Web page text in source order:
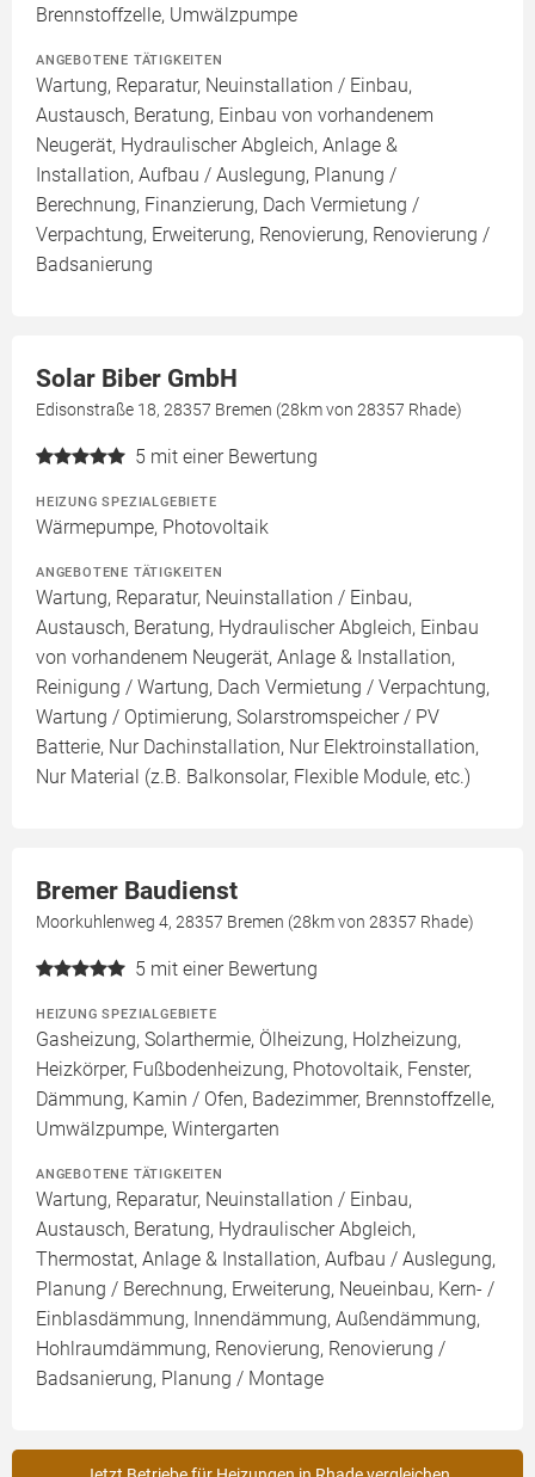
Brennstoffzelle, Umwälzpumpe
ANGEBOTENE TÄTIGKEITEN
Wartung, Reparatur, Neuinstallation / Einbau,
Austausch, Beratung, Einbau von vorhandenem
Neugerät, Hydraulischer Abgleich, Anlage &
Installation, Aufbau / Auslegung, Planung /
Berechnung, Finanzierung, Dach Vermietung /
Verpachtung, Erweiterung, Renovierung, Renovierung /
Badsanierung
Solar Biber GmbH
Edisonstraße 18, 28357 Bremen (28km von 28357 Rhade)
5 mit einer Bewertung
HEIZUNG SPEZIALGEBIETE
Wärmepumpe, Photovoltaik
ANGEBOTENE TÄTIGKEITEN
Wartung, Reparatur, Neuinstallation / Einbau,
Austausch, Beratung, Hydraulischer Abgleich, Einbau
von vorhandenem Neugerät, Anlage & Installation,
Reinigung / Wartung, Dach Vermietung / Verpachtung,
Wartung / Optimierung, Solarstromspeicher / PV
Batterie, Nur Dachinstallation, Nur Elektroinstallation,
Nur Material (z.B. Balkonsolar, Flexible Module, etc.)
Bremer Baudienst
Moorkuhlenweg 4, 28357 Bremen (28km von 28357 Rhade)
5 mit einer Bewertung
HEIZUNG SPEZIALGEBIETE
Gasheizung, Solarthermie, Ölheizung, Holzheizung,
Heizkörper, Fußbodenheizung, Photovoltaik, Fenster,
Dämmung, Kamin / Ofen, Badezimmer, Brennstoffzelle,
Umwälzpumpe, Wintergarten
ANGEBOTENE TÄTIGKEITEN
Wartung, Reparatur, Neuinstallation / Einbau,
Austausch, Beratung, Hydraulischer Abgleich,
Thermostat, Anlage & Installation, Aufbau / Auslegung,
Planung / Berechnung, Erweiterung, Neueinbau, Kern- /
Einblasdämmung, Innendämmung, Außendämmung,
Hohlraumdämmung, Renovierung, Renovierung /
Badsanierung, Planung / Montage